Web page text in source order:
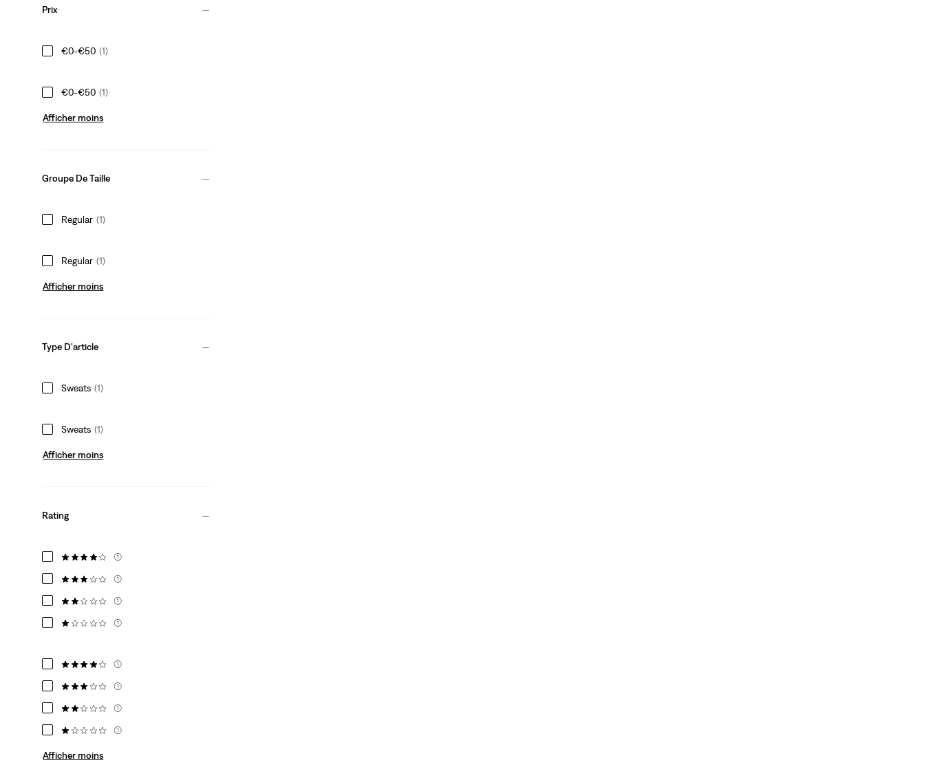
Prix
€0-€50 (1)
€0-€50 (1)
Afficher moins
Groupe De Taille
Regular (1)
Regular (1)
Afficher moins
Type D'article
Sweats (1)
Sweats (1)
Afficher moins
Rating
(1)
(1)
(1)
(1)
(1)
(1)
(1)
(1)
Afficher moins